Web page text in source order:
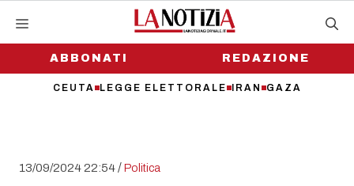
contenutoABBONATI
CEUTA LEGGE ELETTORALE IRAN GAZA
REDAZIONE
13/09/2024 22:54/Politica